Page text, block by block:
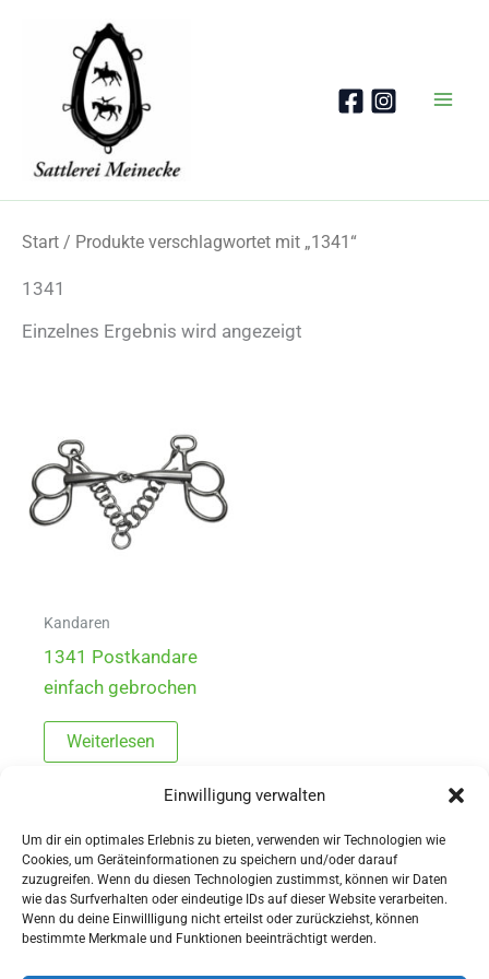
Einwilligung verwalten
Um dir ein optimales Erlebnis zu bieten, verwenden wir Technologien wie
Cookies, um Geräteinformationen zu speichern und/oder darauf
zuzugreifen. Wenn du diesen Technologien zustimmst, können wir Daten
wie das Surfverhalten oder eindeutige IDs auf dieser Website verarbeiten.
Wenn du deine Einwillligung nicht erteilst oder zurückziehst, können
bestimmte Merkmale und Funktionen beeinträchtigt werden.
Start / Produkte verschlagwortet mit „1341“
1341
Einzelnes Ergebnis wird angezeigt
Kandaren
1341 Postkandare
einfach gebrochen
Weiterlesen
AGBs